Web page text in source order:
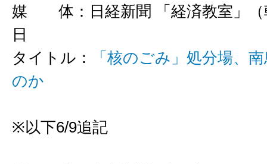
媒 体：日経新聞 「経済教室」
日
タイトル：
「核のごみ」処分場、
のか
※以下6/9追記